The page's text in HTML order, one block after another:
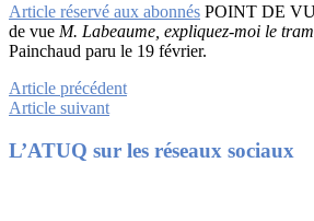
Article réservé aux abonnés POINT DE
de vue M. Labeaume, expliquez-moi le
Painchaud paru le 19 février.
Article précédent
Article suivant
Footer
L’ATUQ sur les réseaux sociaux